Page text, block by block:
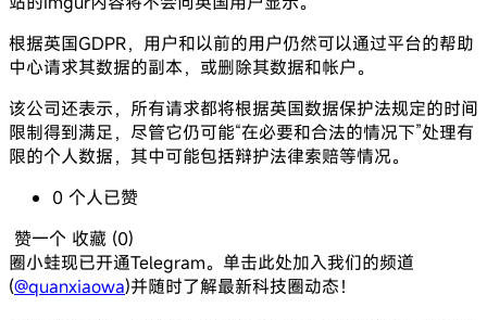
根据英国GDPR，用户和以前的用户仍然可以通过平台的帮助
中心请求其数据的副本，或删除其数据和帐户。
该公司还表示，所有请求都将根据英国数据保护法规定的时间
限制得到满足，尽管它仍可能“在必要和合法的情况下”处理有
限的个人数据，其中可能包括辩护法律索赔等情况。
0 个人已赞
赞一个 收藏 (0)
圈小蛙现已开通Telegram。单击此处加入我们的频道
(@quanxiaowa)并随时了解最新科技圈动态！